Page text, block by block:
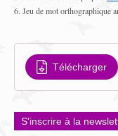
6. Jeu de mot orthographique
Télécharger
S'inscrire à la